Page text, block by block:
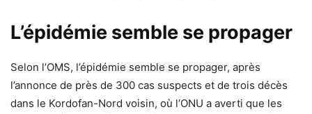
L’épidémie semble se propager
Selon l’OMS, l’épidémie semble se propager, après
l’annonce de près de 300 cas suspects et de trois décès
dans le Kordofan-Nord voisin, où l’ONU a averti que les